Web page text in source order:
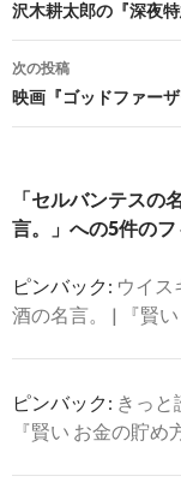
稿
ナ
ビ
ー
シ
ョ
ン
沢木耕太郎の『深夜
次の投稿
映画『ゴッドファー
「セルバンテスの
言。」への5件のフ
ピンバック: ウイス
酒の名言。 | 『賢
ピンバック: きっと
『賢い お金の貯め